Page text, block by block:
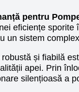
pentru
eficiențe
un sistem
și fiabilă
apei. Prin
silențioasă a